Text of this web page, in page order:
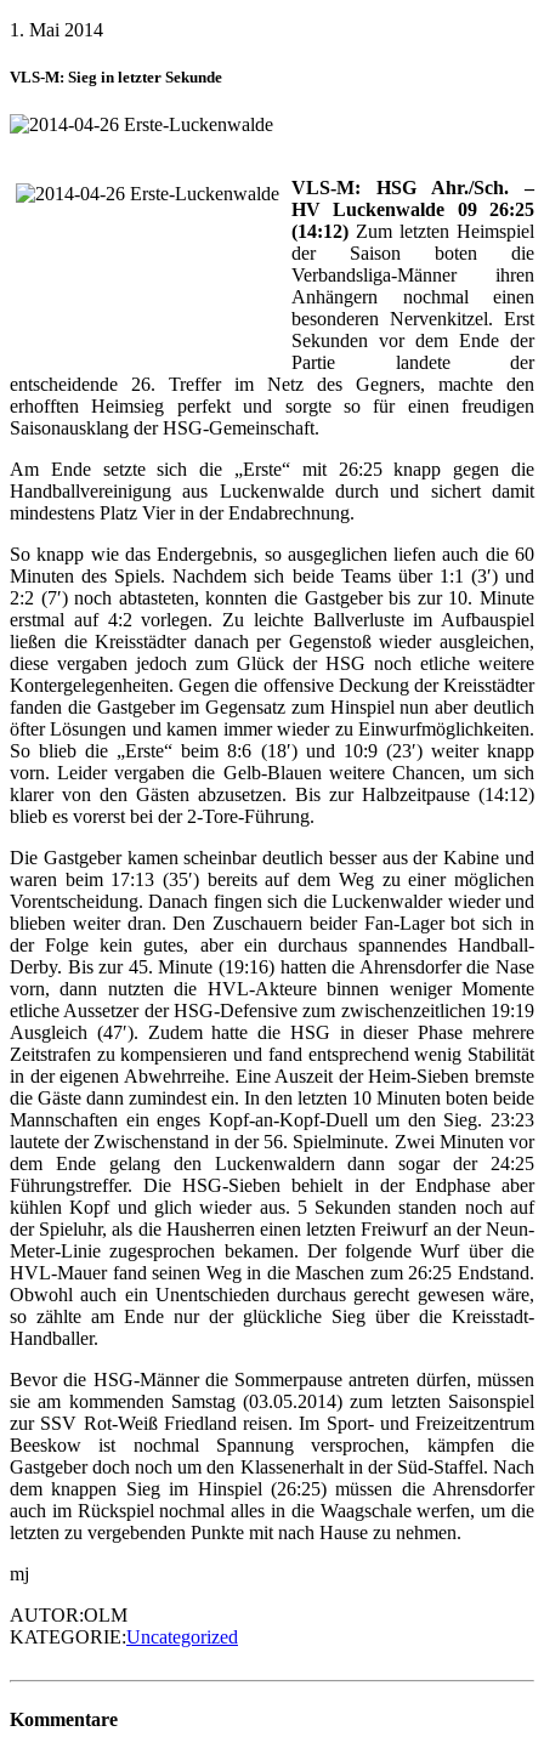
1. Mai 2014
VLS-M: Sieg in letzter Sekunde
VLS-M: HSG Ahr./Sch. –
HV Luckenwalde 09 26:25
(14:12) Zum letzten Heimspiel
der Saison boten die
Verbandsliga-Männer ihren
Anhängern nochmal einen
besonderen Nervenkitzel. Erst
Sekunden vor dem Ende der
Partie landete der
entscheidende 26. Treffer im Netz des Gegners, machte den
erhofften Heimsieg perfekt und sorgte so für einen freudigen
Saisonausklang der HSG-Gemeinschaft.
Am Ende setzte sich die „Erste“ mit 26:25 knapp gegen die
Handballvereinigung aus Luckenwalde durch und sichert damit
mindestens Platz Vier in der Endabrechnung.
So knapp wie das Endergebnis, so ausgeglichen liefen auch die 60
Minuten des Spiels. Nachdem sich beide Teams über 1:1 (3′) und
2:2 (7′) noch abtasteten, konnten die Gastgeber bis zur 10. Minute
erstmal auf 4:2 vorlegen. Zu leichte Ballverluste im Aufbauspiel
ließen die Kreisstädter danach per Gegenstoß wieder ausgleichen,
diese vergaben jedoch zum Glück der HSG noch etliche weitere
Kontergelegenheiten. Gegen die offensive Deckung der Kreisstädter
fanden die Gastgeber im Gegensatz zum Hinspiel nun aber deutlich
öfter Lösungen und kamen immer wieder zu Einwurfmöglichkeiten.
So blieb die „Erste“ beim 8:6 (18′) und 10:9 (23′) weiter knapp
vorn. Leider vergaben die Gelb-Blauen weitere Chancen, um sich
klarer von den Gästen abzusetzen. Bis zur Halbzeitpause (14:12)
blieb es vorerst bei der 2-Tore-Führung.
Die Gastgeber kamen scheinbar deutlich besser aus der Kabine und
waren beim 17:13 (35′) bereits auf dem Weg zu einer möglichen
Vorentscheidung. Danach fingen sich die Luckenwalder wieder und
blieben weiter dran. Den Zuschauern beider Fan-Lager bot sich in
der Folge kein gutes, aber ein durchaus spannendes Handball-
Derby. Bis zur 45. Minute (19:16) hatten die Ahrensdorfer die Nase
vorn, dann nutzten die HVL-Akteure binnen weniger Momente
etliche Aussetzer der HSG-Defensive zum zwischenzeitlichen 19:19
Ausgleich (47′). Zudem hatte die HSG in dieser Phase mehrere
Zeitstrafen zu kompensieren und fand entsprechend wenig Stabilität
in der eigenen Abwehrreihe. Eine Auszeit der Heim-Sieben bremste
die Gäste dann zumindest ein. In den letzten 10 Minuten boten beide
Mannschaften ein enges Kopf-an-Kopf-Duell um den Sieg. 23:23
lautete der Zwischenstand in der 56. Spielminute. Zwei Minuten vor
dem Ende gelang den Luckenwaldern dann sogar der 24:25
Führungstreffer. Die HSG-Sieben behielt in der Endphase aber
kühlen Kopf und glich wieder aus. 5 Sekunden standen noch auf
der Spieluhr, als die Hausherren einen letzten Freiwurf an der Neun-
Meter-Linie zugesprochen bekamen. Der folgende Wurf über die
HVL-Mauer fand seinen Weg in die Maschen zum 26:25 Endstand.
Obwohl auch ein Unentschieden durchaus gerecht gewesen wäre,
so zählte am Ende nur der glückliche Sieg über die Kreisstadt-
Handballer.
Bevor die HSG-Männer die Sommerpause antreten dürfen, müssen
sie am kommenden Samstag (03.05.2014) zum letzten Saisonspiel
zur SSV Rot-Weiß Friedland reisen. Im Sport- und Freizeitzentrum
Beeskow ist nochmal Spannung versprochen, kämpfen die
Gastgeber doch noch um den Klassenerhalt in der Süd-Staffel. Nach
dem knappen Sieg im Hinspiel (26:25) müssen die Ahrensdorfer
auch im Rückspiel nochmal alles in die Waagschale werfen, um die
letzten zu vergebenden Punkte mit nach Hause zu nehmen.
mj
AUTOR:OLM
KATEGORIE:Uncategorized
Kommentare